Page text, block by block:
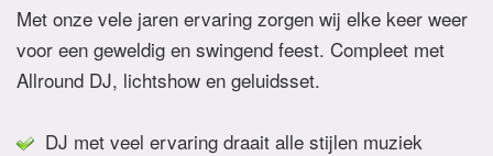
Met onze vele jaren ervaring zorgen wij elke keer weer
voor een geweldig en swingend feest. Compleet met
Allround DJ, lichtshow en geluidsset.
DJ met veel ervaring draait alle stijlen muziek